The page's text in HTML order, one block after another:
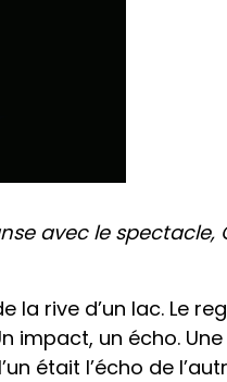
avec le spectacle,
la rive d’un lac. Le
impact, un écho.
était l’écho de